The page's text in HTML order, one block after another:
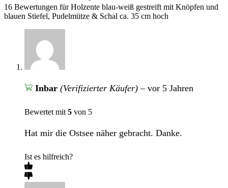
16 Bewertungen fürHolzente blau-weiß gestreift mit Knöpfen und
blauen Stiefel, Pudelmütze & Schal ca. 35 cm hoch
Inbar (Verifizierter Käufer) – vor 5 Jahren
Bewertet mit 5 von 5
Hat mir die Ostsee näher gebracht. Danke.
Ist es hilfreich?